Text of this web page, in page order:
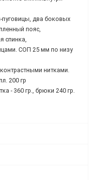
пуговицы, два боковых
пояс,
спинка,
СОП 25 мм по низу
нитками.
200 гр
- 360 гр., брюки 240 гр.